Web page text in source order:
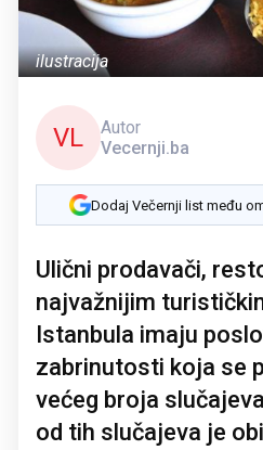
ilustracija
VL
Autor
Vecernji.ba
Dodaj Večernji list među
Ulični prodavači,
najvažnijim
Istanbula imaju
zabrinutosti koja se
većeg broja
od tih slučajeva je